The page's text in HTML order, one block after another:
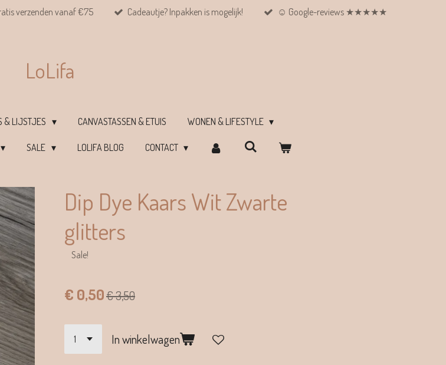
verzenden vanaf €75 Cadeautje? Inpakken is mogelijk! ☺︎ Google-reviews ★★★★★
LoLifa
& LIJSTJES CANVASTASSEN & ETUIS WONEN & LIFESTYLE
SALE LOLIFA BLOG CONTACT
Dip Dye Kaars Wit Zwarte
glitters
Sale!
€ 0,50€ 3,50
In winkelwagen